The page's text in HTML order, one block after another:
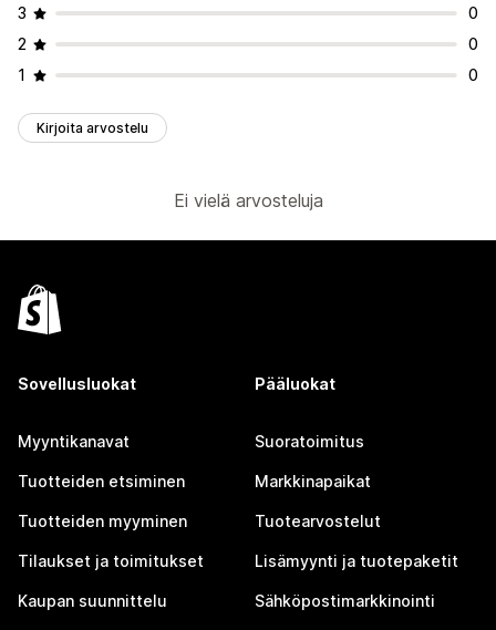
3
0
2
0
1
0
Kirjoita arvostelu
Ei vielä arvosteluja
Sovellusluokat
Myyntikanavat
Tuotteiden etsiminen
Tuotteiden myyminen
Tilaukset ja toimitukset
Kaupan suunnittelu
Pääluokat
Suoratoimitus
Markkinapaikat
Tuotearvostelut
Lisämyynti ja tuotepaketit
Sähköpostimarkkinointi